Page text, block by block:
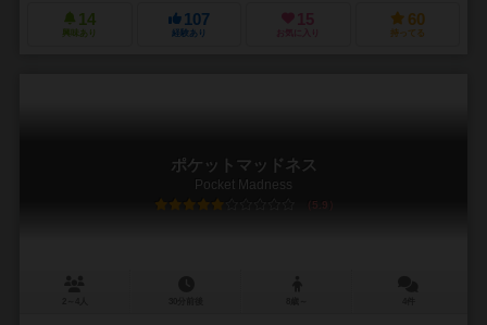
14
興味あり
107
経験あり
15
お気に入り
60
持ってる
ポケットマッドネス
Pocket Madness
5.9